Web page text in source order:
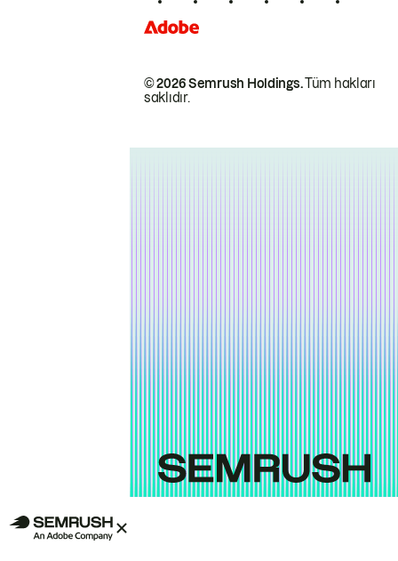
© 2026 Semrush Holdings.Tüm hakları
saklıdır.